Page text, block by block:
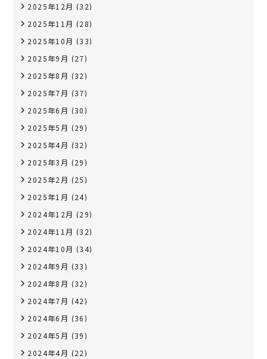
2025年12月 (32)
2025年11月 (28)
2025年10月 (33)
2025年9月 (27)
2025年8月 (32)
2025年7月 (37)
2025年6月 (30)
2025年5月 (29)
2025年4月 (32)
2025年3月 (29)
2025年2月 (25)
2025年1月 (24)
2024年12月 (29)
2024年11月 (32)
2024年10月 (34)
2024年9月 (33)
2024年8月 (32)
2024年7月 (42)
2024年6月 (36)
2024年5月 (39)
2024年4月 (22)